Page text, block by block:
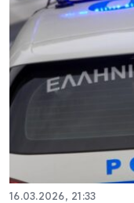
16.03.2026, 21:33